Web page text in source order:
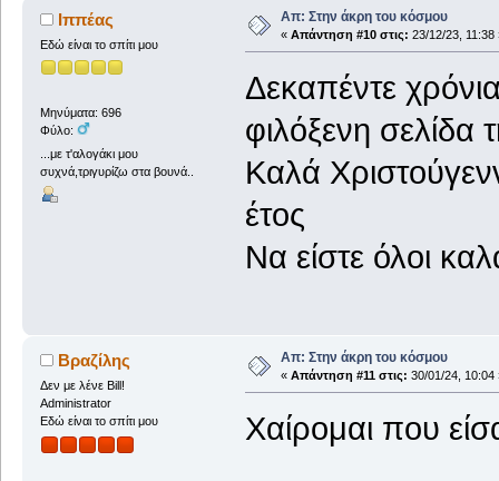
Ιππέας
Εδώ είναι το σπίτι μου
Μηνύματα: 696
Φύλο:
...με τ'αλογάκι μου
συχνά,τριγυρίζω στα βουνά..
Απ: Στην άκρη του κόσμου
« Απάντηση #10 στις: 23/12/23, 11:38
Δεκαπέντε
φιλόξενη σελίδα
Καλά
έτος
Να είστε όλοι
Βραζίλης
Δεν με λένε Bill!
Administrator
Εδώ είναι το σπίτι μου
Απ: Στην άκρη του κόσμου
« Απάντηση #11 στις: 30/01/24, 10:04
Χαίρομαι που